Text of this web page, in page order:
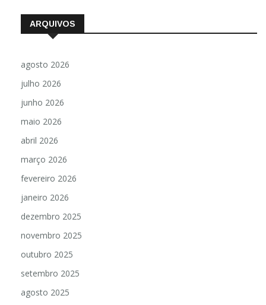
ARQUIVOS
agosto 2026
julho 2026
junho 2026
maio 2026
abril 2026
março 2026
fevereiro 2026
janeiro 2026
dezembro 2025
novembro 2025
outubro 2025
setembro 2025
agosto 2025